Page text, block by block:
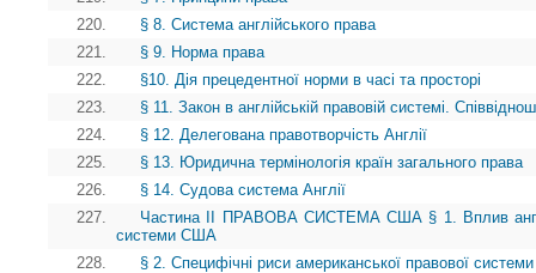
220.
§ 8. Система англійського права
221.
§ 9. Норма права
222.
§10. Дія прецедентної норми в часі та просторі
223.
§ 11. Закон в англійській правовій системі.
224.
§ 12. Делегована правотворчість Англії
225.
§ 13. Юридична термінологія країн загального права
226.
§ 14. Судова система Англії
227.
Частина II ПРАВОВА СИСТЕМА США § 1. Вплив
системи США
228.
§ 2. Специфічні риси американської правової системи